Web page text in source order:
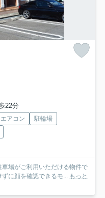
22分
エアコン
駐輪場
場がご利用いただける物件で
に顔を確認できるモ... もっと